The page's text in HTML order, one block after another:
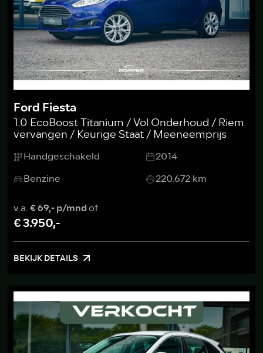
Ford Fiesta
1.0 EcoBoost Titanium / Vol Onderhoud / Riem
vervangen / Keurige Staat / Meeneemprijs
Handgeschakeld
2014
Benzine
220.672 km
v.a.€ 69,- p/mndof
€ 3.950,-
BEKIJK DETAILS